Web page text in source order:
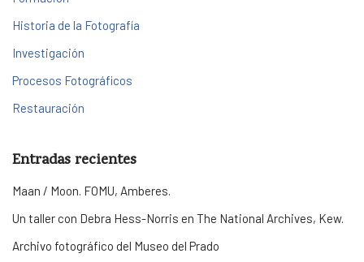
Historia de la Fotografía
Investigación
Procesos Fotográficos
Restauración
Entradas recientes
Maan / Moon. FOMU, Amberes.
Un taller con Debra Hess-Norris en The National Archives, Kew.
Archivo fotográfico del Museo del Prado